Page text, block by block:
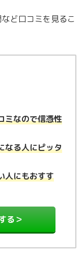
ど口コミを見るこ
ミなので信憑性
なる人にピッタ
人にもおすす
る＞